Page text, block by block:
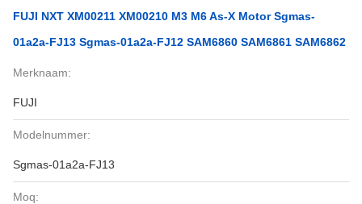
FUJI NXT XM00211 XM00210 M3 M6 As-X Motor Sgmas-
01a2a-FJ13 Sgmas-01a2a-FJ12 SAM6860 SAM6861 SAM6862
Merknaam:
FUJI
Modelnummer:
Sgmas-01a2a-FJ13
Moq: